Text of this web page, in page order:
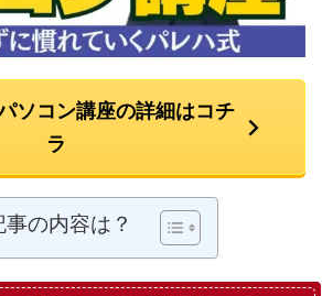
ソコン講座の詳細はコチ
ラ
事の内容は？